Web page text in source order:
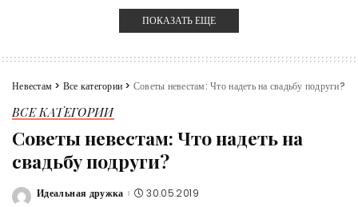
ПОКАЗАТЬ ЕЩЕ
Невестам > Все категории > Советы невестам: Что надеть на свадьбу подруги?
ВСЕ КАТЕГОРИИ
Советы невестам: Что надеть на
свадьбу подруги?
Posted
Идеальная дружка 30.05.2019